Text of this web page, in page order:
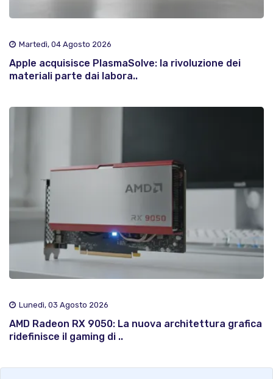
Martedì, 04 Agosto 2026
Apple acquisisce PlasmaSolve: la rivoluzione dei
materiali parte dai labora..
Lunedì, 03 Agosto 2026
AMD Radeon RX 9050: La nuova architettura grafica
ridefinisce il gaming di ..